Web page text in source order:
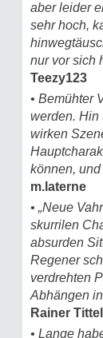
aber leider
sehr hoch,
nur vor sich
Teezy123
• Bemühter
werden. Hin
wirken
können,
m.laterne
• „Neue
skurrilen
absurden
Regener
verdrehten
Abhängen
Rainer
• Lange